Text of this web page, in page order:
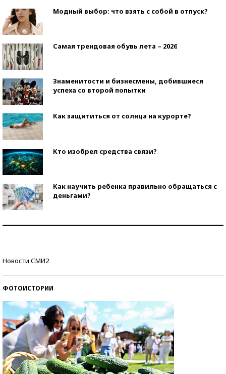
Модный выбор: что взять с собой в отпуск?
Самая трендовая обувь лета – 2026
Знаменитости и бизнесмены, добившиеся
успеха со второй попытки
Как защититься от солнца на курорте?
Кто изобрел средства связи?
Как научить ребенка правильно обращаться с
деньгами?
Новости СМИ2
ФОТОИСТОРИИ